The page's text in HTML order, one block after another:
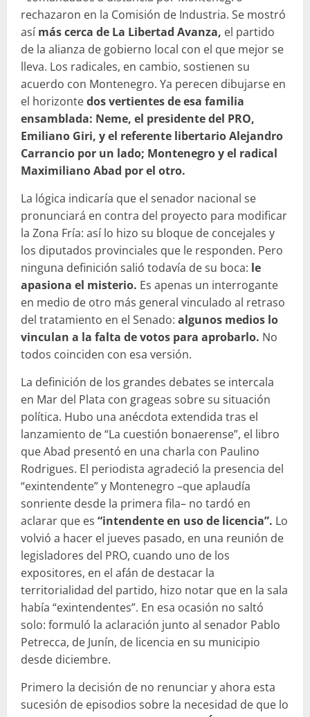
rechazaron en la Comisión de Industria. Se mostró
así más cerca de La Libertad Avanza, el partido
de la alianza de gobierno local con el que mejor se
lleva. Los radicales, en cambio, sostienen su
acuerdo con Montenegro. Ya perecen dibujarse en
el horizontedos vertientes de esa familia
ensamblada: Neme, el presidente del PRO,
Emiliano Giri, y el referente libertario Alejandro
Carrancio por un lado; Montenegro y el radical
Maximiliano Abad por el otro.
La lógica indicaría que el senador nacional se
pronunciará en contra del proyecto para modificar
la Zona Fría: así lo hizo su bloque de concejales y
los diputados provinciales que le responden. Pero
ninguna definición salió todavía de su boca: le
apasiona el misterio. Es apenas un interrogante
en medio de otro más general vinculado al retraso
del tratamiento en el Senado: algunos medios lo
vinculan a la falta de votos para aprobarlo. No
todos coinciden con esa versión.
La definición de los grandes debates se intercala
en Mar del Plata con grageas sobre su situación
política. Hubo una anécdota extendida tras el
lanzamiento de “La cuestión bonaerense”, el libro
que Abad presentó en una charla con Paulino
Rodrigues. El periodista agradeció la presencia del
“exintendente” y Montenegro –que aplaudía
sonriente desde la primera fila– no tardó en
aclarar que es “intendente en uso de licencia”. Lo
volvió a hacer el jueves pasado, en una reunión de
legisladores del PRO, cuando uno de los
expositores, en el afán de destacar la
territorialidad del partido, hizo notar que en la sala
había “exintendentes”. En esa ocasión no saltó
solo: formuló la aclaración junto al senador Pablo
Petrecca, de Junín, de licencia en su municipio
desde diciembre.
Primero la decisión de no renunciar y ahora esta
sucesión de episodios sobre la necesidad de que lo